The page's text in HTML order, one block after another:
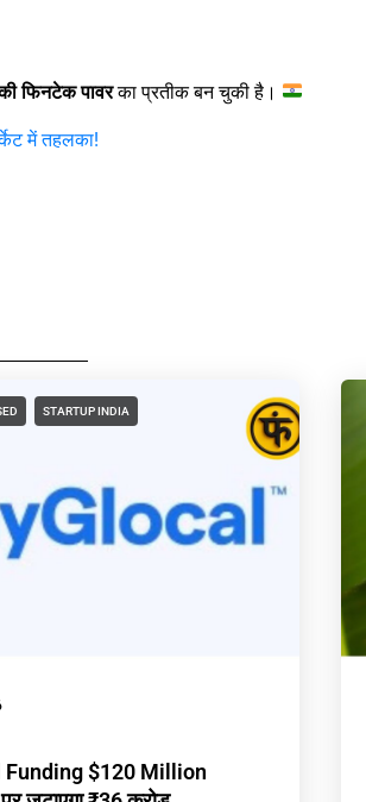
फिनटेक पावरका प्रतीक बन चुकी है।
में तहलका!
STARTUP INDIA
Funding $120 Million